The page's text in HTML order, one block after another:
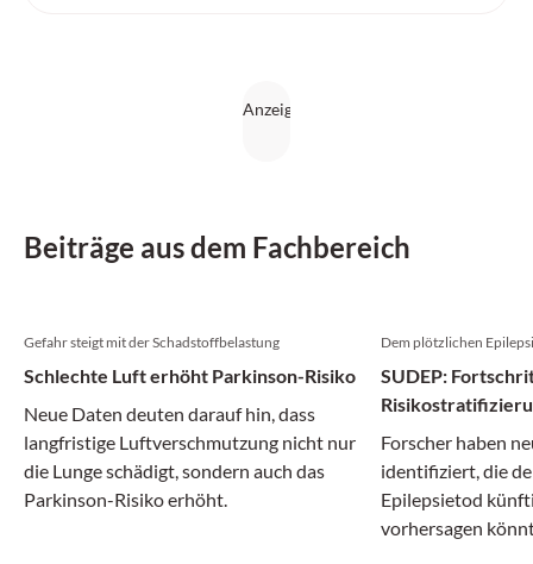
Beiträge aus dem Fachbereich
Gefahr steigt mit der Schadstoffbelastung
Schlechte Luft erhöht Parkinson-Risiko
Neue Daten deuten darauf hin, dass
langfristige Luftverschmutzung nicht nur
die Lunge schädigt, sondern auch das
Parkinson-Risiko erhöht.
Dem plötzlichen
SUDEP:
Forscher haben
identifiziert, die
Epilepsietod
vorhersagen